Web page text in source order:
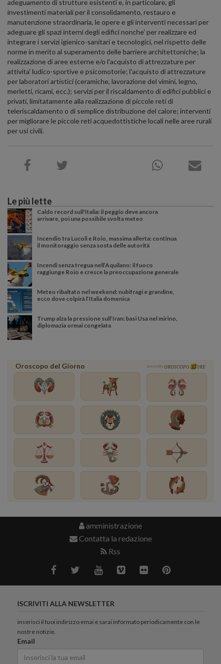
adeguamento di strutture esistenti e, in particolare, gli
investimenti materiali per il consolidamento, restauro e
manutenzione straordinaria, le opere e gli interventi necessari per
adeguare gli spazi interni degli edifici nonche' per realizzare ed
integrare i servizi igienico-sanitari e tecnologici, nel rispetto delle
norme in merito al superamento delle barriere architettoniche; la
realizzazione di aree esterne e/o l'acquisto di attrezzature per
attivita' ludico-sportive e psicomotorie; l'acquisto di attrezzature
per laboratori artistici (ceramiche, lavorazione del vimini, legno,
merletti, ricami, ecc.); servizi per il riscaldamento di edifici pubblici e
privati, limitatamente alla realizzazione di piccole reti di
teleriscaldamento o di semplice distribuzione del calore; interventi
per migliorare le piccole reti acquedottistiche locali nelle aree rurali
per usi civili.
Le più lette
Caldo record sull'Italia: il peggio deve ancora
arrivare, poi una possibile svolta meteo
Incendio tra Lucoli e Roio, massima allerta: continua
il monitoraggio senza sosta delle autorità
Incendi senza tregua nell’Aquilano: il fuoco
raggiunge Roio e cresce la preoccupazione generale
Meteo ribaltato nel weekend: nubifragi e grandine,
ecco dove colpirà l’Italia domenica
Trump alza la pressione sull’Iran: basi Usa nel mirino,
diplomazia ormai congelata
Oroscopo del Giorno powered by OROSCOPO ORE
amministrazione
Contatta la redazione
Rss
ISCRIVITI ALLA NEWSLETTER
inserisci il tuoi indirizzo emai e sarai informato periodicamente con le
nostre notizie.
Email